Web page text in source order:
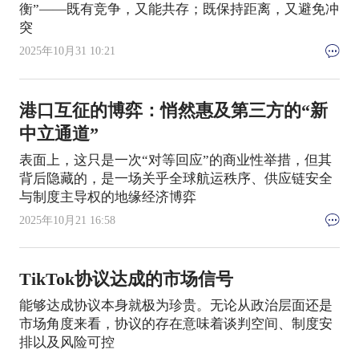
衡”——既有竞争，又能共存；既保持距离，又避免冲
突
2025年10月31 10:21
港口互征的博弈：悄然惠及第三方的“新
中立通道”
表面上，这只是一次“对等回应”的商业性举措，但其
背后隐藏的，是一场关乎全球航运秩序、供应链安全
与制度主导权的地缘经济博弈
2025年10月21 16:58
TikTok协议达成的市场信号
能够达成协议本身就极为珍贵。无论从政治层面还是
市场角度来看，协议的存在意味着谈判空间、制度安
排以及风险可控